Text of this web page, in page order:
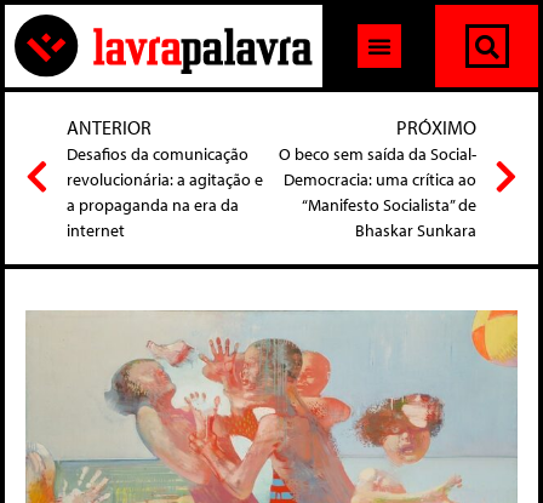
ANTERIOR
Desafios da comunicação
revolucionária: a agitação e
a propaganda na era da
internet
PRÓXIMO
O beco sem saída da Social-
Democracia: uma crítica ao
“Manifesto Socialista” de
Bhaskar Sunkara